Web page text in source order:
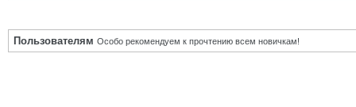
Пользователям Особо рекомендуем к прочтению всем новичкам!